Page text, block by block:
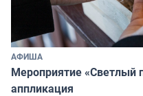
АФИША
Мероприятие «Светлый
аппликация